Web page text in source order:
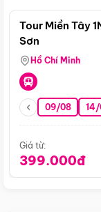
Tour Miền Tây
Sơn
Hồ Chí Minh
09/08
Giá từ:
399.000đ